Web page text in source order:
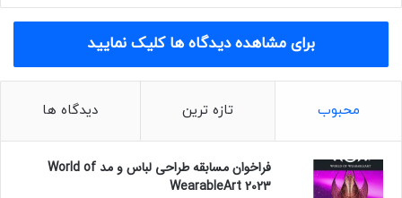
2
برای مشاهده دیدگاه ها کلیک نمایید
محبوب تازه ترین دیدگاه ها
فراخوان مسابقه طراحی لباس و مد World of
WearableArt 2023